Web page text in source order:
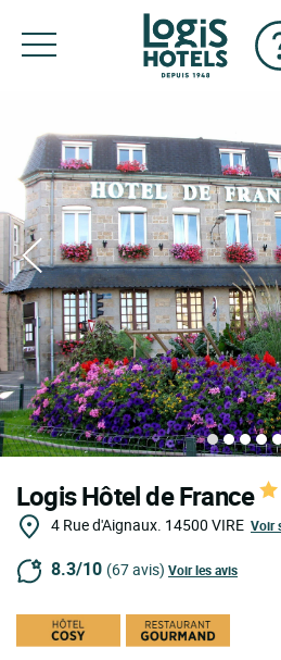
Logis Hôtel de France
4 Rue d'Aignaux. 14500 VIRE Voir
8.3/10 (67 avis) Voir les avis